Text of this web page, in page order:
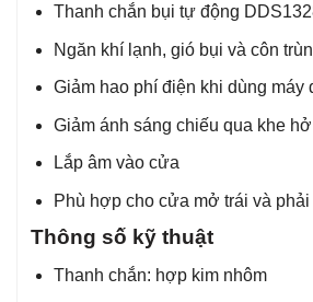
Thanh chắn bụi tự động
Ngăn khí lạnh, gió bụi và côn
Giảm hao phí điện khi dùng máy
Giảm ánh sáng chiếu qua khe hở
Lắp âm vào cửa
Phù hợp cho cửa mở trái và phải
Thông số kỹ thuật
Thanh chắn: hợp kim nhôm